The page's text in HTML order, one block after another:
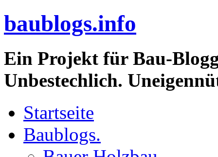
baublogs.info
Ein Projekt für Bau-
Unbestechlich.
Startseite
Baublogs.